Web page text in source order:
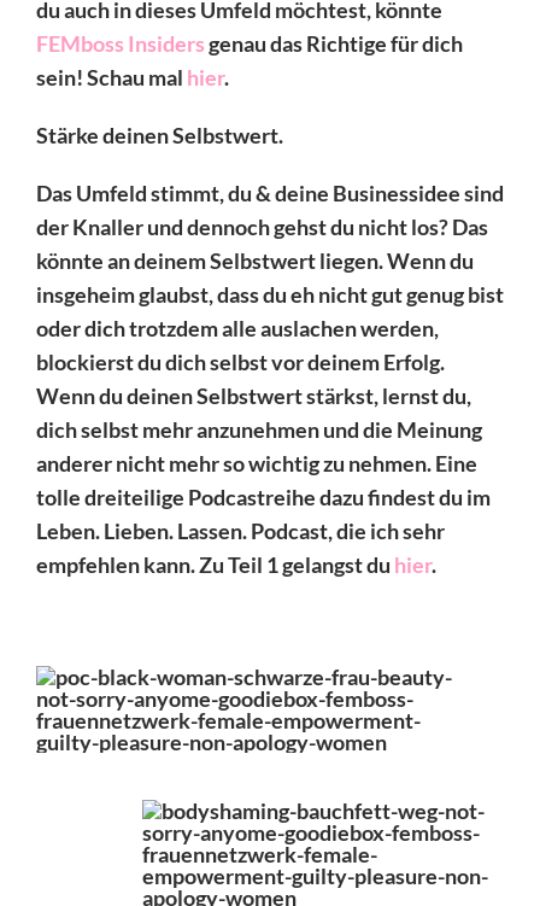
du auch in dieses Umfeld möchtest, könnte
FEMboss Insidersgenau das Richtige für dich
sein! Schau mal hier.
Stärke deinen Selbstwert.
Das Umfeld stimmt, du & deine Businessidee sind
der Knaller und dennoch gehst du nicht los? Das
könnte an deinem Selbstwert liegen. Wenn du
insgeheim glaubst, dass du eh nicht gut genug bist
oder dich trotzdem alle auslachen werden,
blockierst du dich selbst vor deinem Erfolg.
Wenn du deinen Selbstwert stärkst, lernst du,
dich selbst mehr anzunehmen und die Meinung
anderer nicht mehr so wichtig zu nehmen. Eine
tolle dreiteilige Podcastreihe dazu findest du im
Leben. Lieben. Lassen. Podcast, die ich sehr
empfehlen kann. Zu Teil 1 gelangst du hier.